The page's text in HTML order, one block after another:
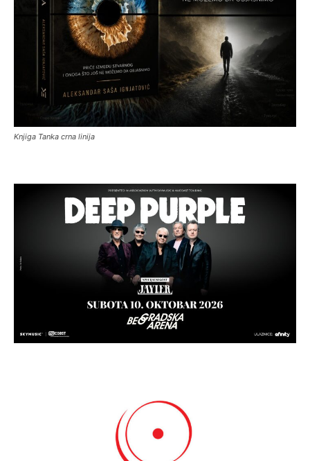
Knjiga Tanka crna linija